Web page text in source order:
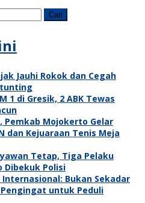
Jauhi Rokok dan Cegah
1 di Gresik, 2 ABK Tewas
Pemkab Mojokerto Gelar
dan Kejuaraan Tenis Meja
Tetap, Tiga Pelaku
Dibekuk Polisi
Bukan Sekadar
untuk Peduli